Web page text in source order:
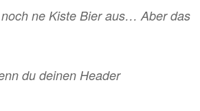
ne Kiste Bier aus… Aber das
du deinen Header